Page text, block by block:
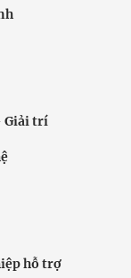
Giải trí
hỗ trợ